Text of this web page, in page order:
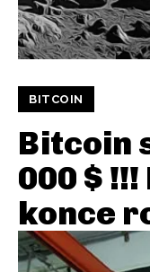
BITCOIN
Bitcoin
000 $
konce